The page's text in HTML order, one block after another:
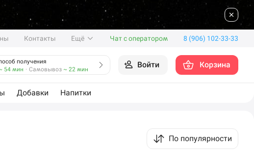
Контакты Ещё Чат с оператором 8 (906) 102-33-33
получения
54 мин · Самовывоз ~ 22 мин Войти Корзина
Добавки Напитки
По популярности